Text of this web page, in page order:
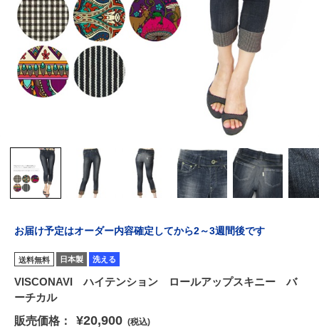
お届け予定はオーダー内容確定してから2～3週間後です
送料無料 日本製 洗える
VISCONAVI ハイテンション ロールアップスキニー バ
ーチカル
販売価格：
¥20,900 (税込)